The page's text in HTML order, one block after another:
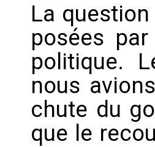
La
posées
politique.
nous
chute du
que le